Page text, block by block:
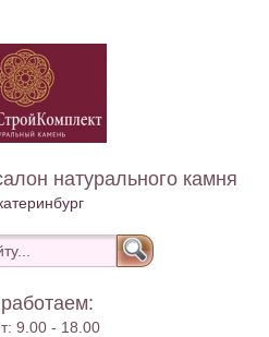
натурального камня
9.00 - 18.00